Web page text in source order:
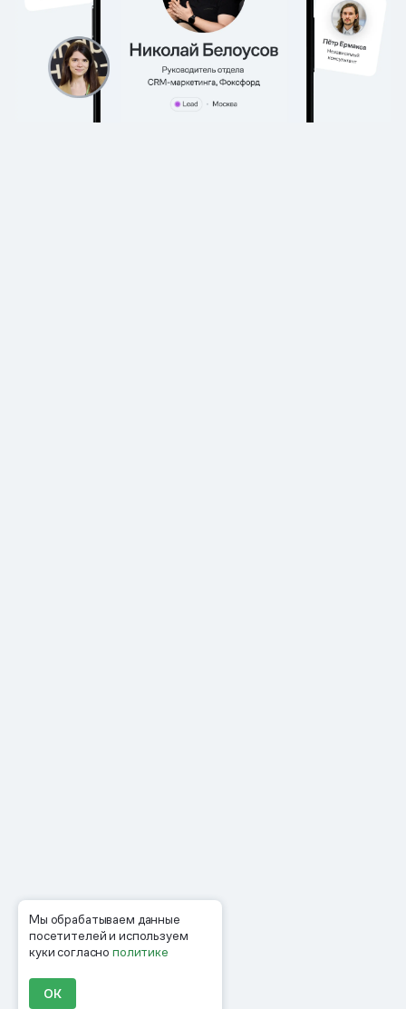
Мы обрабатываем данные
посетителей и используем
куки согласнополитике
ОК